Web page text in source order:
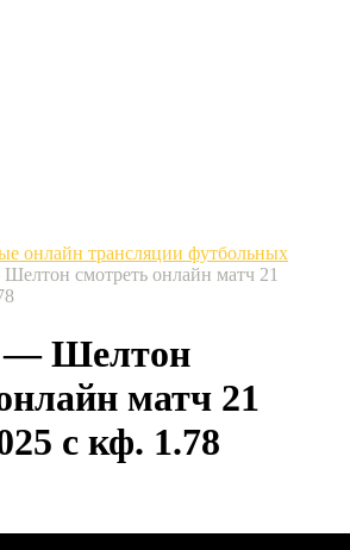
онлайн трансляции футбольных
cмотреть онлайн матч 21
Шелтон
матч 21
с кф. 1.78